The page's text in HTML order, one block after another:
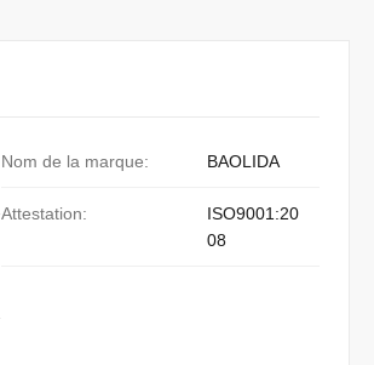
Nom de la marque: BAOLIDA
Attestation:
ISO9001:20
08